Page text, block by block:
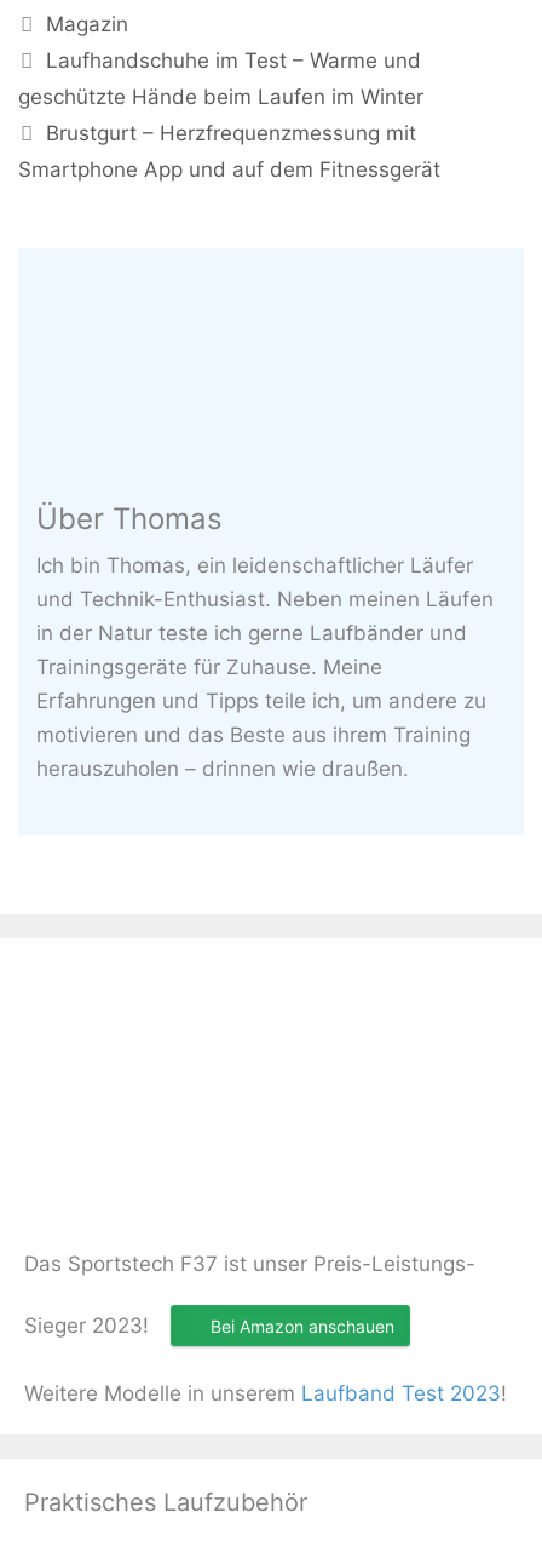
Kategorien
Magazin
Laufhandschuhe im Test – Warme und
geschützte Hände beim Laufen im Winter
Brustgurt – Herzfrequenzmessung mit
Smartphone App und auf dem Fitnessgerät
Über Thomas
Ich bin Thomas, ein leidenschaftlicher Läufer
und Technik-Enthusiast. Neben meinen Läufen
in der Natur teste ich gerne Laufbänder und
Trainingsgeräte für Zuhause. Meine
Erfahrungen und Tipps teile ich, um andere zu
motivieren und das Beste aus ihrem Training
herauszuholen – drinnen wie draußen.
Das Sportstech F37 ist unser Preis-Leistungs-
Sieger 2023! Bei Amazon anschauen
Weitere Modelle in unserem Laufband Test 2023!
Praktisches Laufzubehör